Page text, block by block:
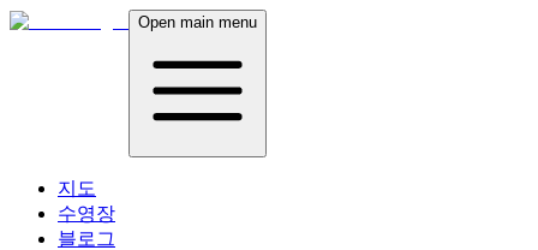
Open main menu
지도
수영장
블로그